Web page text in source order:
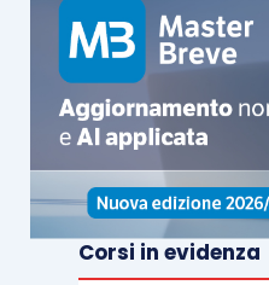
In questo caso è
2017 (o comunque
della dichiarazione) il
codici: 6003/2016
Credito 5.000; il tutto
(cod. 1991) e
ravvedimento.
Corsi in evidenza